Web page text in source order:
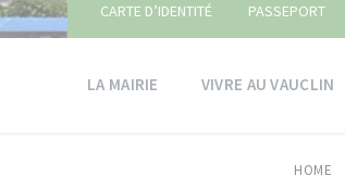
CARTE D’IDENTITÉ PASSEPORT
LA MAIRIE VIVRE AU VAUCLIN
HOME